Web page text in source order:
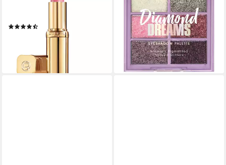
mit cremiger Textur, kein
(242)
Glitzer Lidschatten Palette 6 x
11,91 €
(1.804,55 €/ 1 kg)
lieferbar - in 9-11 Werktagen bei